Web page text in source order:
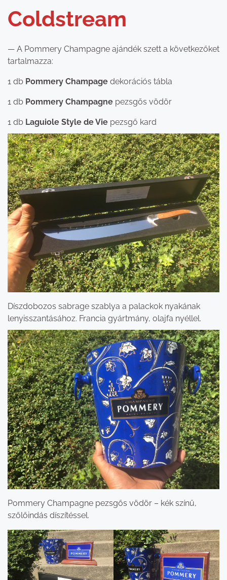
Coldstream
— A Pommery Champagne ajándék szett a következőket
tartalmazza:
1 db Pommery Champage dekorációs tábla
1 db Pommery Champagne pezsgős vödör
1 db Laguiole Style de Vie pezsgő kard
Díszdobozos sabrage szablya a palackok nyakának
lenyisszantásához. Francia gyártmány, olajfa nyéllel.
Pommery Champagne pezsgős vödör – kék színű,
szőlőindás díszítéssel.